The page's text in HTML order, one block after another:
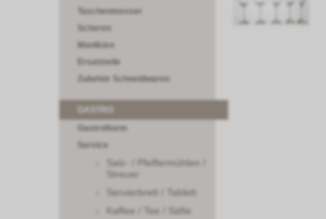
Taschenmesser
Scheren
Maniküre
Ersatzteile
Zubehör Schneidwaren
GastroNorm
Service
Salz- / Pfeffermühlen /
Streuer
Servierbrett / Tablett
Kaffee / Tee / Säfte